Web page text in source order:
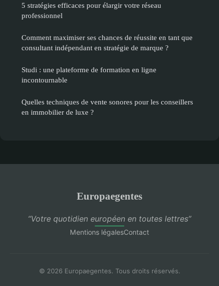
5 stratégies efficaces pour élargir votre réseau
professionnel
Comment maximiser ses chances de réussite en tant que
consultant indépendant en stratégie de marque ?
Studi : une plateforme de formation en ligne
incontournable
Quelles techniques de vente sonores pour les conseillers
en immobilier de luxe ?
Europaegentes
“Votre quotidien européen en toutes lettres”
Mentions légalesContact
© 2026 Europaegentes. Tous droits réservés.